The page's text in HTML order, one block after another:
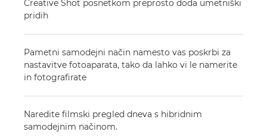
Creative Shot posnetkom preprosto doda umetniški
pridih
Pametni samodejni način namesto vas poskrbi za
nastavitve fotoaparata, tako da lahko vi le namerite
in fotografirate
Naredite filmski pregled dneva s hibridnim
samodejnim načinom.